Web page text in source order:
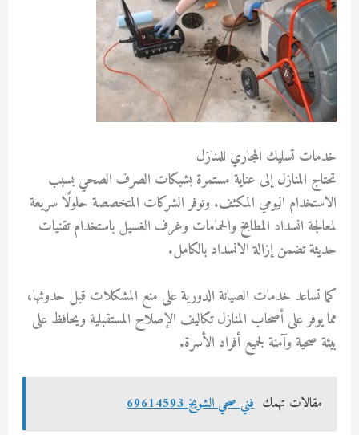
خدمات تسليك المجاري للمنازل
تحتاج المنازل إلى عناية مستمرة بشبكات الصرف الصحي بسبب
الاستخدام اليومي المكثف. وتوفر الشركات المتخصصة حلولًا سريعة
لمعالجة انسداد المطابخ والحمامات وغرف الغسيل باستخدام تقنيات
حديثة تضمن إزالة الانسداد بالكامل.
كما تساعد خدمات الصيانة الدورية على منع المشكلات قبل حدوثها،
مما يوفر على أصحاب المنازل تكاليف الإصلاح المستقبلية ويحافظ على
بيئة صحية وآمنة لجميع أفراد الأسرة.
مقالات تهمك فني صحي الشويخ 69614593